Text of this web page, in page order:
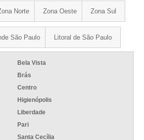
Norte Zona Oeste Zona Sul
São Paulo Litoral de São Paulo
Bela Vista
Brás
Centro
Higienópolis
Liberdade
Pari
Santa Cecília